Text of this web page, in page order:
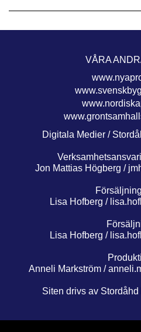
VÅRA
Digitala Medier /
Jon Mattias Högberg /
Lisa Hofberg /
Lisa Hofberg /
Anneli Markström /
Siten drivs av